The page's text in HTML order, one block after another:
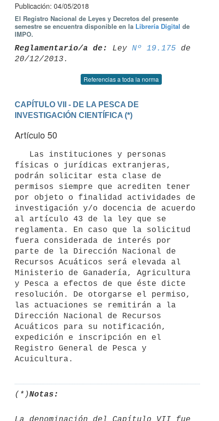
Publicación: 04/05/2018
El Registro Nacional de Leyes y Decretos del presente
semestre se encuentra disponible en la Librería Digital de
IMPO.
Reglamentario/a de: Ley Nº 19.175 de
Referencias a toda la norma
CAPÍTULO VII - DE LA PESCA DE
INVESTIGACIÓN CIENTÍFICA (*)
Artículo 50
físicas o jurídicas extranjeras,
podrán solicitar esta clase de
permisos siempre que acrediten tener
por objeto o finalidad actividades de
investigación y/o docencia de acuerdo
al artículo 43 de la ley que se
reglamenta. En caso que la solicitud
fuera considerada de interés por
parte de la Dirección Nacional de
Recursos Acuáticos será elevada al
Ministerio de Ganadería, Agricultura
y Pesca a efectos de que éste dicte
resolución. De otorgarse el permiso,
las actuaciones se remitirán a la
Dirección Nacional de Recursos
Acuáticos para su notificación,
expedición e inscripción en el
Registro General de Pesca y
Acuicultura.
(*)Notas: